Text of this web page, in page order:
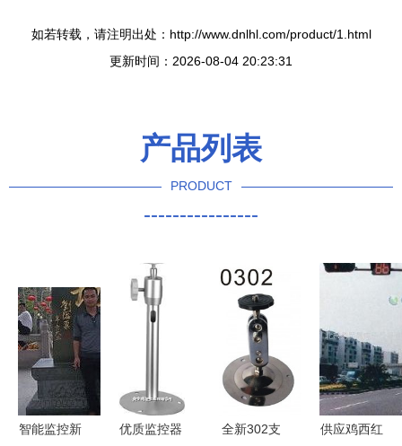
如若转载，请注明出处：http://www.dnlhl.com/product/1.html
更新时间：2026-08-04 20:23:31
产品列表
PRODUCT
----------------
智能监控新
优质监控器
全新302支
供应鸡西红